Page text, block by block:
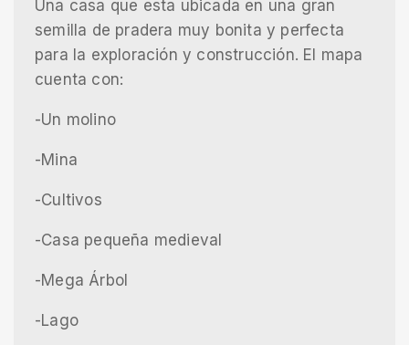
Una casa que esta ubicada en una gran
semilla de pradera muy bonita y perfecta
para la exploración y construcción. El mapa
cuenta con:
-Un molino
-Mina
-Cultivos
-Casa pequeña medieval
-Mega Árbol
-Lago